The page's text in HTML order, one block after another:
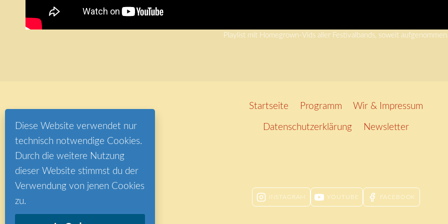
Playlist mit Homegrown-Vids aller Festivalbands, soweit
Startseite Programm Wir & Impressum
Datenschutzerklärung Newsletter
INSTAGRAM YOUTUBE FACEBOOK
Diese Website verwendet nur
technisch notwendige Cookies.
Durch die weitere Nutzung
dieser Website stimmst du der
Verwendung von jenen Cookies
zu.